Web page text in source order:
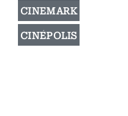
CINEMARK
CINÉPOLIS